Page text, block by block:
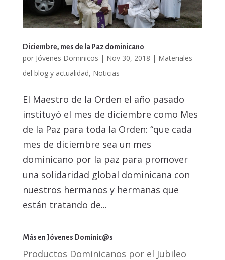
Diciembre, mes de la Paz dominicano
por Jóvenes Dominicos | Nov 30, 2018 | Materiales
del blog y actualidad, Noticias
El Maestro de la Orden el año pasado
instituyó el mes de diciembre como Mes
de la Paz para toda la Orden: “que cada
mes de diciembre sea un mes
dominicano por la paz para promover
una solidaridad global dominicana con
nuestros hermanos y hermanas que
están tratando de...
Más en Jóvenes Dominic@s
Productos Dominicanos por el Jubileo